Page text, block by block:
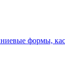
формы,